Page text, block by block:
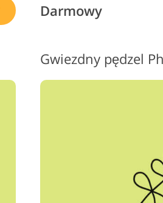
Darmowy